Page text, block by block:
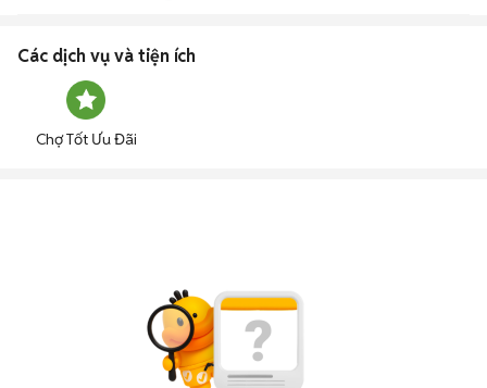
Các dịch vụ và tiện ích
Chợ Tốt Ưu Đãi